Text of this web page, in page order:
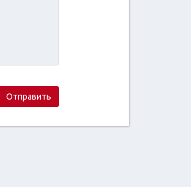
Отправить